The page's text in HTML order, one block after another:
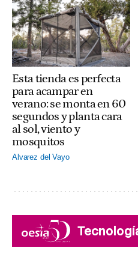
Esta tienda es perfecta
para acampar en
verano: se monta en 60
segundos y planta cara
al sol, viento y
mosquitos
Alvarez del Vayo